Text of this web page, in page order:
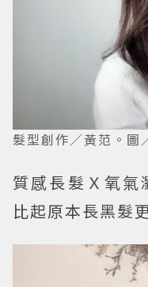
髮型創作／黃范。
質感長髮Ｘ氧氣
比起原本長黑髮